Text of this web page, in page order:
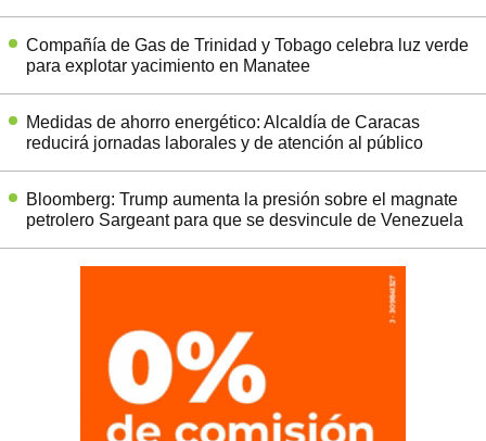
Compañía de Gas de Trinidad y Tobago celebra luz verde
para explotar yacimiento en Manatee
Medidas de ahorro energético: Alcaldía de Caracas
reducirá jornadas laborales y de atención al público
Bloomberg: Trump aumenta la presión sobre el magnate
petrolero Sargeant para que se desvincule de Venezuela